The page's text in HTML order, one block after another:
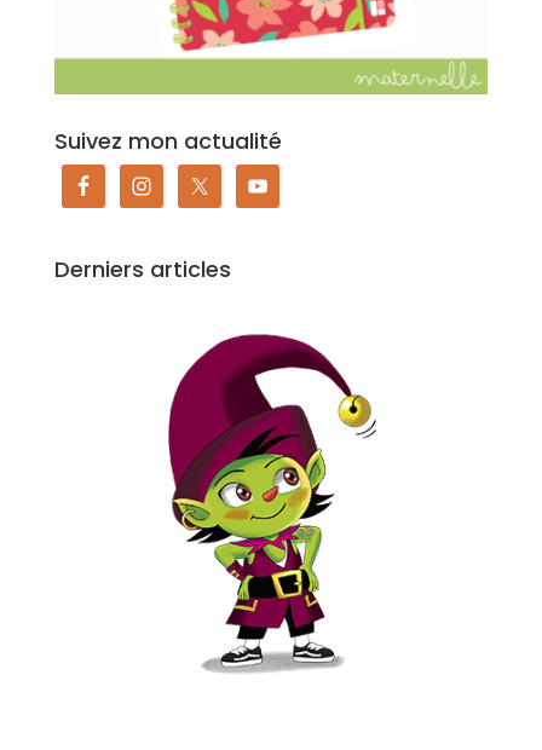
Suivez mon actualité
Derniers articles